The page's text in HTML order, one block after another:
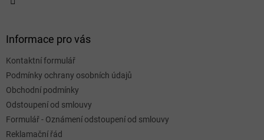
Informace pro vás
Kontaktní formulář
Podmínky ochrany osobních údajů
Obchodní podmínky
Odstoupení od smlouvy
Formulář - Oznámení odstoupení od smlouvy
Reklamační řád